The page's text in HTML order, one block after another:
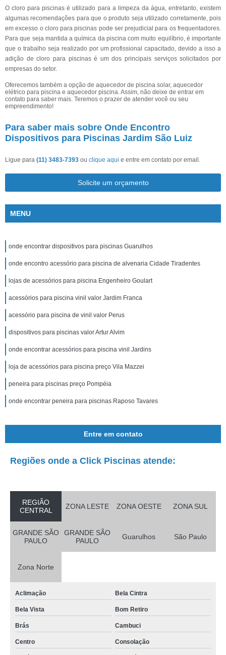
O cloro para piscinas é utilizado para a limpeza da água, entretanto, existem
algumas recomendações para que o produto seja utilizado corretamente, pois
em excesso o cloro para piscinas pode ser prejudicial para os frequentadores.
Para que seja mantida a química da piscina com muito equilíbrio, é importante
que o trabalho seja realizado por um profissional capacitado, devido a isso a
adição de cloro para piscinas é um dos principais serviços solicitados por
empresas do setor.
Oferecemos também a opção de aquecedor de piscina solar, aquecedor
elétrico para piscina e aquecedor piscina. Assim, não deixe de entrar em
contato para saber mais. Teremos o prazer de atender você ou seu
empreendimento!
Para saber mais sobre Onde Encontro
Dispositivos para Piscinas Jardim São Luiz
Ligue para (11) 3483-7393 ou clique aqui e entre em contato por email.
Solicite um orçamento
MENU
onde encontrar dispositivos para piscinas Guarulhos
onde encontro acessório para piscina de alvenaria Cidade Tiradentes
lojas de acessórios para piscina Engenheiro Goulart
acessórios para piscina vinil valor Jardim Franca
acessório para piscina de vinil valor Perus
dispositivos para piscinas valor Artur Alvim
onde encontrar acessórios para piscina vinil Jardins
loja de acessórios para piscina preço Vila Mazzei
peneira para piscinas preço Pompéia
onde encontrar peneira para piscinas Raposo Tavares
Entre em contato
Regiões onde a Click Piscinas atende:
REGIÃO
CENTRAL
ZONA LESTE ZONA OESTE ZONA SUL
GRANDE SÃO
PAULO
GRANDE SÃO
PAULO
Guarulhos São Paulo
Zona Norte
Aclimação Bela Cintra
Bela Vista Bom Retiro
Brás Cambuci
Centro Consolação